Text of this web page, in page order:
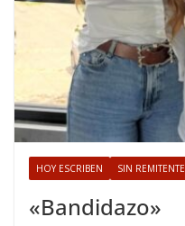
HOY ESCRIBEN SIN REMITENTE
«Bandidazo»